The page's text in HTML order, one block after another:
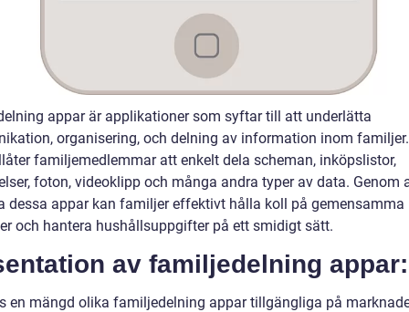
appar är applikationer som syftar till att underlätta
organisering, och delning av information inom
familjemedlemmar att enkelt dela scheman, inköpslistor,
foton, videoklipp och många andra typer av data. Genom
dessa appar kan familjer effektivt hålla koll på gemensamma
och hantera hushållsuppgifter på ett smidigt sätt.
av familjedelning appar:
en mängd olika familjedelning appar tillgängliga på